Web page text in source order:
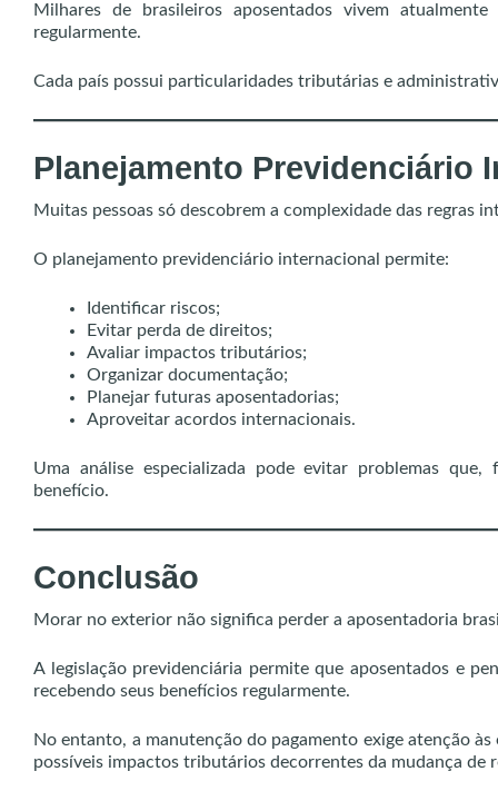
Milhares de brasileiros aposentados vivem
regularmente.
Cada país possui particularidades tributárias e
Planejamento Previdenciário
Muitas pessoas só descobrem a complexidade das regras
O planejamento previdenciário internacional permite:
Identificar riscos;
Evitar perda de direitos;
Avaliar impactos tributários;
Organizar documentação;
Planejar futuras aposentadorias;
Aproveitar acordos internacionais.
Uma análise especializada pode evitar problemas
benefício.
Conclusão
Morar no exterior não significa perder a aposentadoria
A legislação previdenciária permite que aposentados e
recebendo seus benefícios regularmente.
No entanto, a manutenção do pagamento exige atenção
possíveis impactos tributários decorrentes da mudança de